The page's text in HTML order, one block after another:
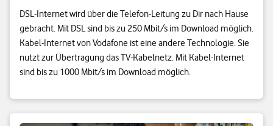
DSL-Internet wird über die Telefon-Leitung zu Dir nach Hause
gebracht. Mit DSL sind bis zu 250 Mbit/s im Download möglich.
Kabel-Internet von Vodafone ist eine andere Technologie. Sie
nutzt zur Übertragung das TV-Kabelnetz. Mit Kabel-Internet
sind bis zu 1000 Mbit/s im Download möglich.